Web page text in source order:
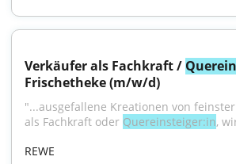
Verkäufer als Fachkraft /
Frischetheke (m/w/d)
"...ausgefallene Kreationen von
als Fachkraft oder Quereinsteiger:in,
REWE